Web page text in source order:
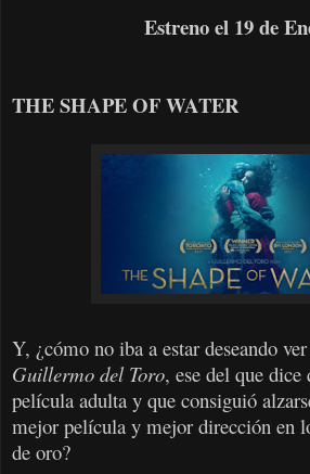
Estreno el 19 de
THE SHAPE OF WATER
Y, ¿cómo no iba a estar deseando
Guillermo del Toro, ese del que
película adulta y que consiguió
mejor película y mejor dirección en
de oro?